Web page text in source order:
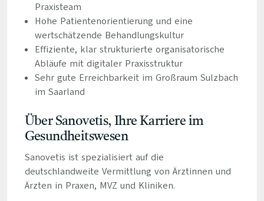
Praxisteam
Hohe Patientenorientierung und eine
wertschätzende Behandlungskultur
Effiziente, klar strukturierte organisatorische
Abläufe mit digitaler Praxisstruktur
Sehr gute Erreichbarkeit im Großraum Sulzbach
im Saarland
Über Sanovetis, Ihre Karriere im
Gesundheitswesen
Sanovetis ist spezialisiert auf die
deutschlandweite Vermittlung von Ärztinnen und
Ärzten in Praxen, MVZ und Kliniken.